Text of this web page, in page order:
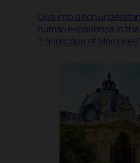
Dive into a rich
human experience in
“Landscape of Memories”